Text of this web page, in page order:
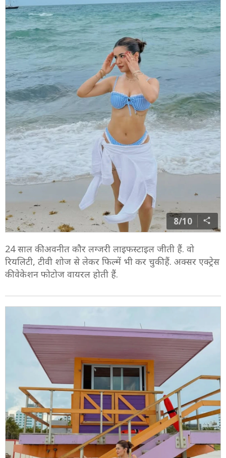
8/10
24 साल की अवनीत कौर लग्जरी लाइफस्टाइल जीती हैं. वो
रियलिटी, टीवी शोज से लेकर फिल्में भी कर चुकी हैं. अक्सर एक्ट्रेस
की वेकेशन फोटोज वायरल होती हैं.